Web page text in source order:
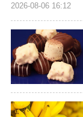
2026-08-06 16:12